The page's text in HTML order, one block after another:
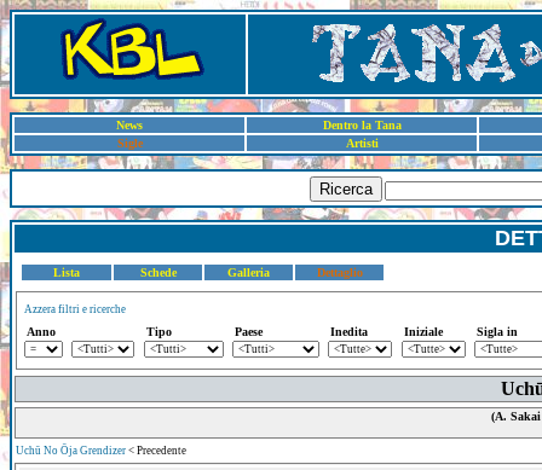
News
Dentro la Tana
Sigle
Artisti
Ricerca
Lista Schede Galleria Dettaglio
Azzera filtri e ricerche
Anno Tipo Paese Inedita Iniziale Sigla in
(A.
Uchū No Ōja Grendizer < Precedente